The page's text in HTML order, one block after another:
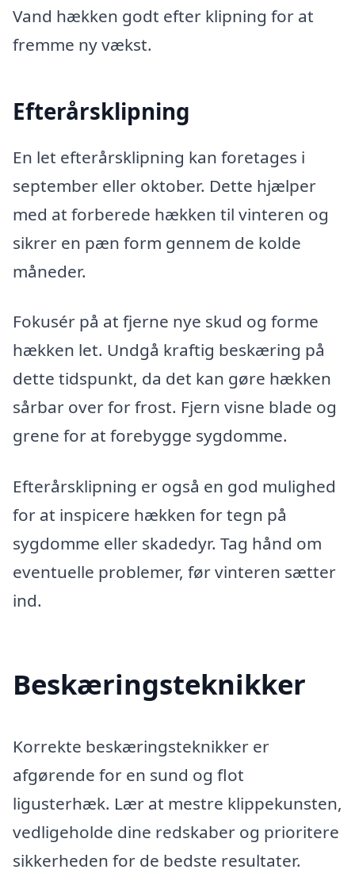
Vand hækken godt efter klipning for at
fremme ny vækst.
Efterårsklipning
En let efterårsklipning kan foretages i
september eller oktober. Dette hjælper
med at forberede hækken til vinteren og
sikrer en pæn form gennem de kolde
måneder.
Fokusér på at fjerne nye skud og forme
hækken let. Undgå kraftig beskæring på
dette tidspunkt, da det kan gøre hækken
sårbar over for frost. Fjern visne blade og
grene for at forebygge sygdomme.
Efterårsklipning er også en god mulighed
for at inspicere hækken for tegn på
sygdomme eller skadedyr. Tag hånd om
eventuelle problemer, før vinteren sætter
ind.
Beskæringsteknikker
Korrekte beskæringsteknikker er
afgørende for en sund og flot
ligusterhæk. Lær at mestre klippekunsten,
vedligeholde dine redskaber og prioritere
sikkerheden for de bedste resultater.